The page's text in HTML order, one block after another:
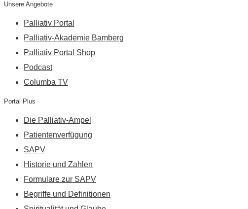
Unsere Angebote
Palliativ Portal
Palliativ-Akademie Bamberg
Palliativ Portal Shop
Podcast
Columba TV
Portal Plus
Die Palliativ-Ampel
Patientenverfügung
SAPV
Historie und Zahlen
Formulare zur SAPV
Begriffe und Definitionen